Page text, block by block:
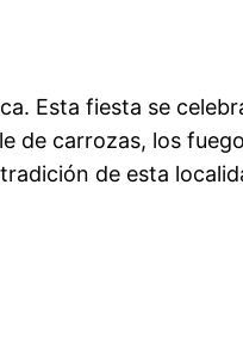
Esta fiesta se
de carrozas, los
de esta